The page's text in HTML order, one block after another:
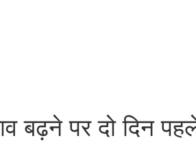
बढ़ने पर दो दिन